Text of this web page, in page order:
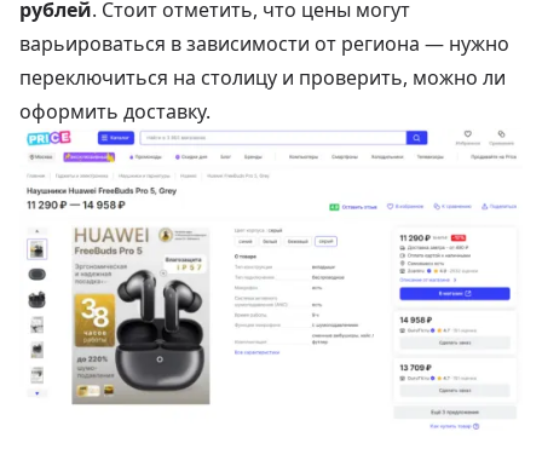
рублей. Стоит отметить, что цены могут
варьироваться в зависимости от региона — нужно
переключиться на столицу и проверить, можно ли
оформить доставку.